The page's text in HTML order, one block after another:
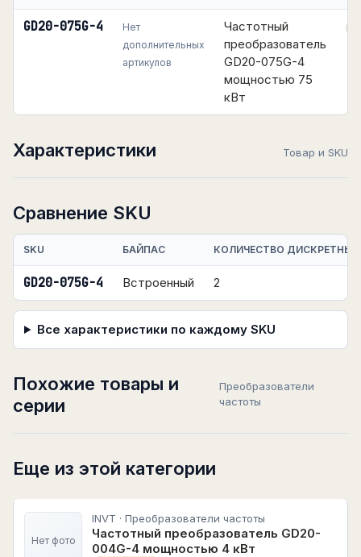
GD20-075G-4
Нет
дополнительных
артикулов
Частотный
преобразователь
GD20-075G-4
мощностью 75
кВт
Характеристики Товар и SKU
Сравнение SKU
SKU БАЙПАС КОЛИЧЕСТВО
GD20-075G-4 Встроенный 2
Все характеристики по каждому SKU
Похожие товары и
серии
Преобразователи
частоты
Еще из этой категории
Нет фото
INVT · Преобразователи частоты
Частотный преобразователь GD20-
004G-4 мощностью 4 кВт